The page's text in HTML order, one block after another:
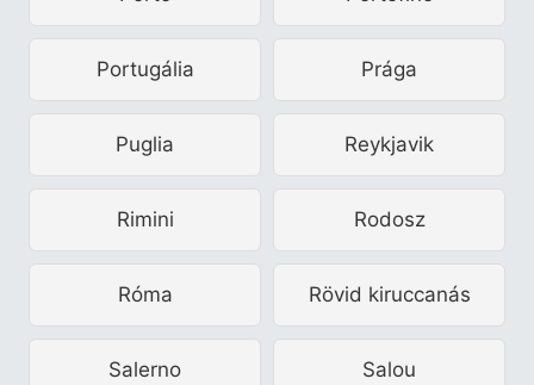
Portugália Prága
Puglia Reykjavik
Rimini Rodosz
Róma Rövid kiruccanás
Salerno Salou